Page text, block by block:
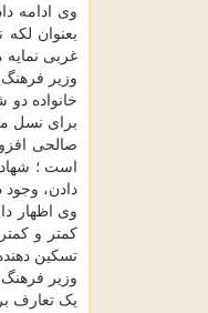
وی ادامه
بعنوان
غربی
وزیر
برای نسل
صالحی
است ؛
دادن،
کمتر و
تسکین
وزیر
یک تعارف